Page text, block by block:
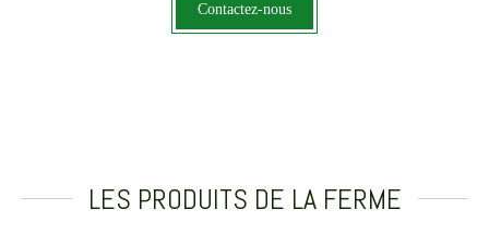
Contactez-nous
LES PRODUITS DE LA FERME